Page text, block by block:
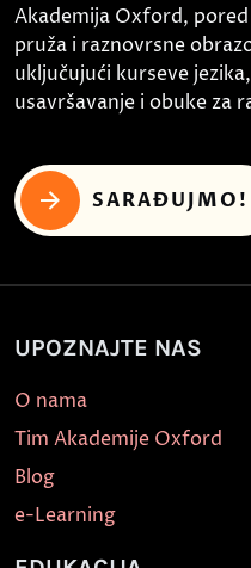
Akademija Oxford,
pruža i raznovrsne
uključujući kurseve
usavršavanje i obuke za
SARAĐUJMO!
UPOZNAJTE NAS
O nama
Tim Akademije Oxford
Blog
e-Learning